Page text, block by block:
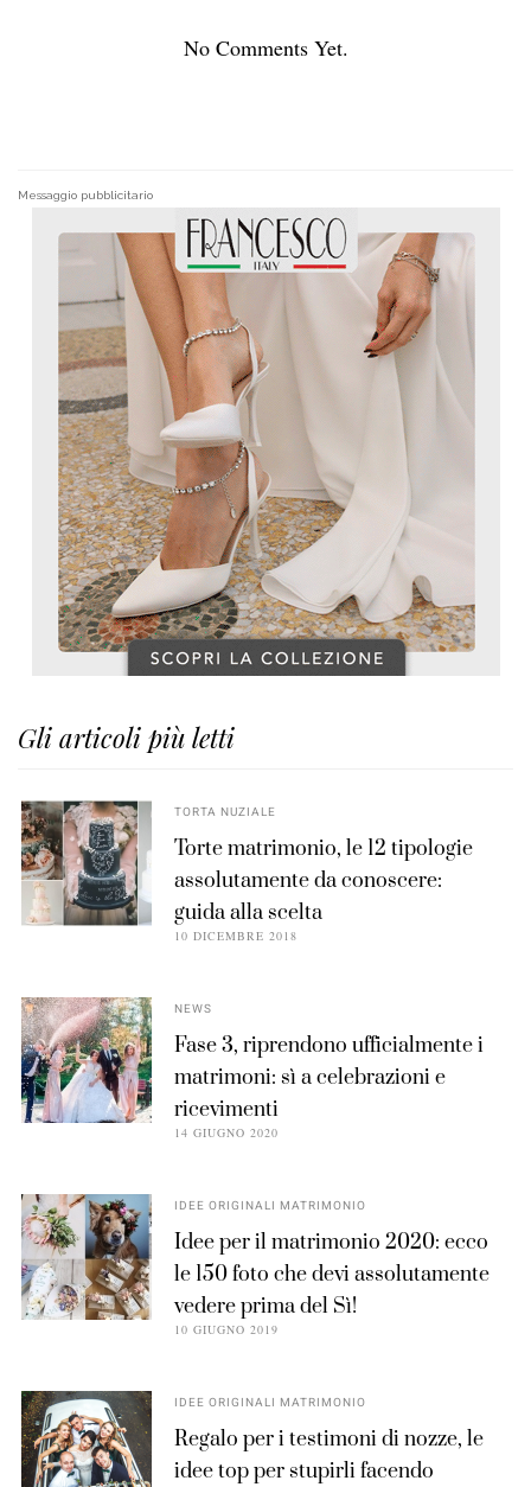
No Comments Yet.
Messaggio pubblicitario
Gli articoli più letti
TORTA NUZIALE
Torte matrimonio, le 12 tipologie
assolutamente da conoscere:
guida alla scelta
10 DICEMBRE 2018
NEWS
Fase 3, riprendono ufficialmente i
matrimoni: sì a celebrazioni e
ricevimenti
14 GIUGNO 2020
IDEE ORIGINALI MATRIMONIO
Idee per il matrimonio 2020: ecco
le 150 foto che devi assolutamente
vedere prima del Sì!
10 GIUGNO 2019
IDEE ORIGINALI MATRIMONIO
Regalo per i testimoni di nozze, le
idee top per stupirli facendo